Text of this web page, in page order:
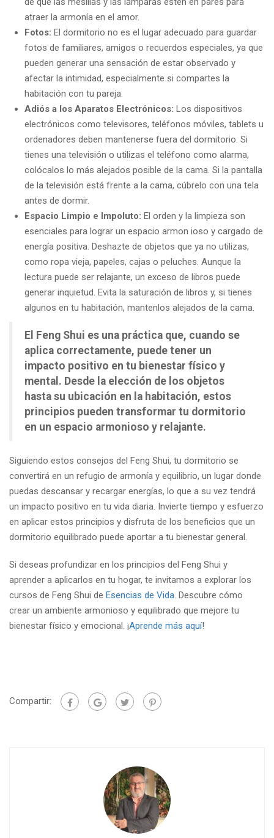
atraer la armonía en el amor.
Fotos: El dormitorio no es el lugar adecuado para guardar
fotos de familiares, amigos o recuerdos especiales, ya que
pueden generar una sensación de estar observado y
afectar la intimidad, especialmente si compartes la
habitación con tu pareja.
Adiós a los Aparatos Electrónicos: Los dispositivos
electrónicos como televisores, teléfonos móviles, tablets u
ordenadores deben mantenerse fuera del dormitorio. Si
tienes una televisión o utilizas el teléfono como alarma,
colócalos lo más alejados posible de la cama. Si la pantalla
de la televisión está frente a la cama, cúbrelo con una tela
antes de dormir.
Espacio Limpio e Impoluto: El orden y la limpieza son
esenciales para lograr un espacio armon ioso y cargado de
energía positiva. Deshazte de objetos que ya no utilizas,
como ropa vieja, papeles, cajas o peluches. Aunque la
lectura puede ser relajante, un exceso de libros puede
generar inquietud. Evita la saturación de libros y, si tienes
algunos en tu habitación, mantenlos alejados de la cama.
El Feng Shui es una práctica que, cuando se
aplica correctamente, puede tener un
impacto positivo en tu bienestar físico y
mental. Desde la elección de los objetos
hasta su ubicación en la habitación, estos
principios pueden transformar tu dormitorio
en un espacio armonioso y relajante.
Siguiendo estos consejos del Feng Shui, tu dormitorio se
convertirá en un refugio de armonía y equilibrio, un lugar donde
puedas descansar y recargar energías, lo que a su vez tendrá
un impacto positivo en tu vida diaria. Invierte tiempo y esfuerzo
en aplicar estos principios y disfruta de los beneficios que un
dormitorio equilibrado puede aportar a tu bienestar general.
Si deseas profundizar en los principios del Feng Shui y
aprender a aplicarlos en tu hogar, te invitamos a explorar los
cursos de Feng Shui de Esencias de Vida. Descubre cómo
crear un ambiente armonioso y equilibrado que mejore tu
bienestar físico y emocional. ¡Aprende más aquí!
Compartir: